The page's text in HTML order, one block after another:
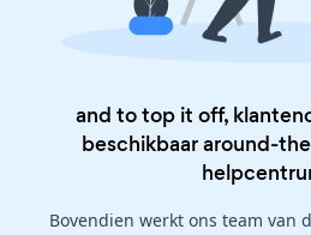
and to top it off,
beschikbaar around-
Bovendien werkt ons team van